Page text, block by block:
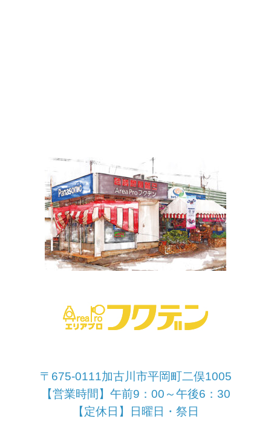
〒675-0111加古川市平岡町二俣1005
【営業時間】午前9：00～午後6：30
【定休日】日曜日・祭日